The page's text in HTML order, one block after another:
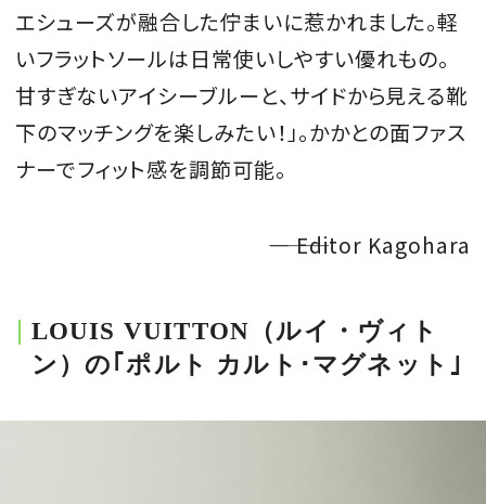
エシューズが融合した佇まいに惹かれました。軽
いフラットソールは日常使いしやすい優れもの。
甘すぎないアイシーブルーと、サイドから見える靴
下のマッチングを楽しみたい！」。かかとの面ファス
ナーでフィット感を調節可能。
―――― Editor Kagohara
LOUIS VUITTON（ルイ・ヴィト
ン）の｢ポルト カルト･マグネット｣